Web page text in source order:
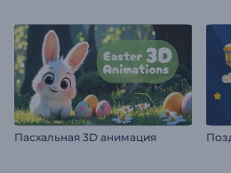
Пасхальная 3D анимация